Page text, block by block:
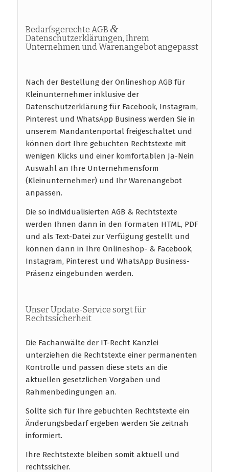
Bedarfsgerechte AGB &
Datenschutzerklärungen, Ihrem
Unternehmen und Warenangebot angepasst
Nach der Bestellung der Onlineshop AGB für
Kleinunternehmer inklusive der
Datenschutzerklärung für Facebook, Instagram,
Pinterest und WhatsApp Business werden Sie in
unserem Mandantenportal freigeschaltet und
können dort Ihre gebuchten Rechtstexte mit
wenigen Klicks und einer komfortablen Ja-Nein
Auswahl an Ihre Unternehmensform
(Kleinunternehmer) und Ihr Warenangebot
anpassen.
Die so individualisierten AGB & Rechtstexte
werden Ihnen dann in den Formaten HTML, PDF
und als Text-Datei zur Verfügung gestellt und
können dann in Ihre Onlineshop- & Facebook,
Instagram, Pinterest und WhatsApp Business-
Präsenz eingebunden werden.
Unser Update-Service sorgt für
Rechtssicherheit
Die Fachanwälte der IT-Recht Kanzlei
unterziehen die Rechtstexte einer permanenten
Kontrolle und passen diese stets an die
aktuellen gesetzlichen Vorgaben und
Rahmenbedingungen an.
Sollte sich für Ihre gebuchten Rechtstexte ein
Änderungsbedarf ergeben werden Sie zeitnah
informiert.
Ihre Rechtstexte bleiben somit aktuell und
rechtssicher.